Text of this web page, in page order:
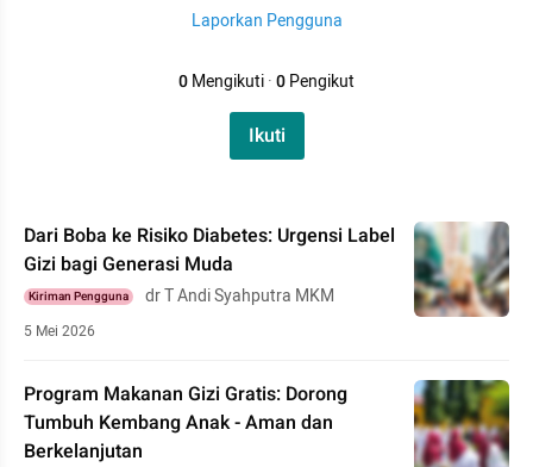
Laporkan Pengguna
0Mengikuti·0Pengikut
Ikuti
Dari Boba ke Risiko Diabetes: Urgensi Label
Gizi bagi Generasi Muda
Kiriman Pengguna dr T Andi Syahputra MKM
5 Mei 2026
Program Makanan Gizi Gratis: Dorong
Tumbuh Kembang Anak - Aman dan
Berkelanjutan